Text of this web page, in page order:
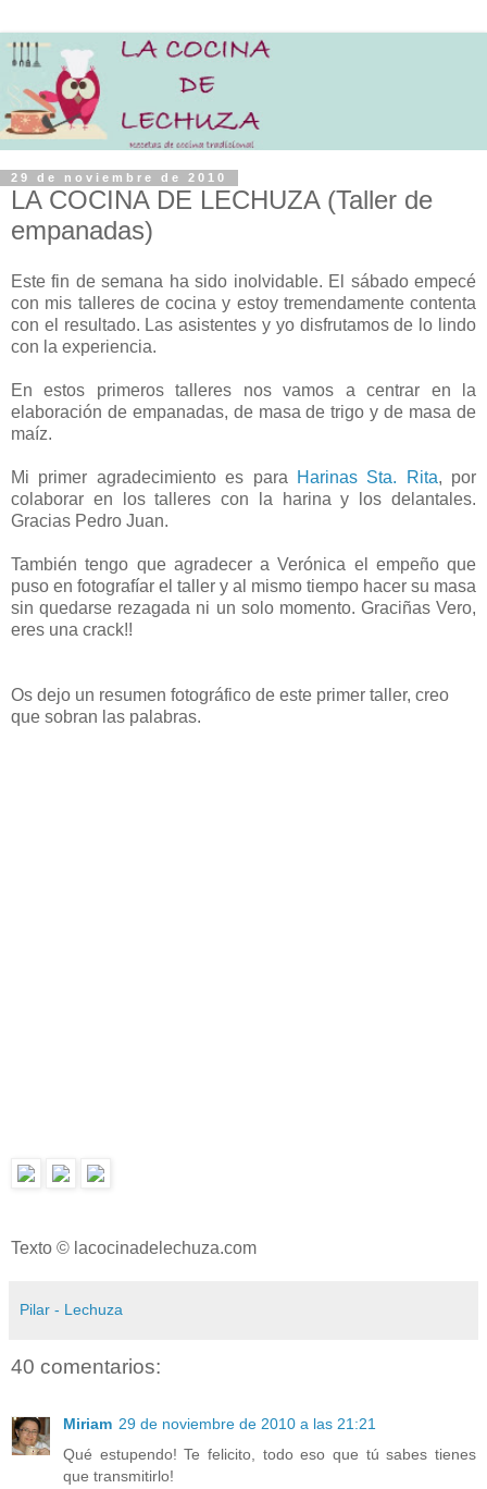
29 de noviembre de 2010
LA COCINA DE LECHUZA (Taller de
empanadas)
Este fin de semana ha sido inolvidable. El sábado empecé
con mis talleres de cocina y estoy tremendamente contenta
con el resultado. Las asistentes y yo disfrutamos de lo lindo
con la experiencia.
En estos primeros talleres nos vamos a centrar en la
elaboración de empanadas, de masa de trigo y de masa de
maíz.
Mi primer agradecimiento es para Harinas Sta. Rita, por
colaborar en los talleres con la harina y los delantales.
Gracias Pedro Juan.
También tengo que agradecer a Verónica el empeño que
puso en fotografíar el taller y al mismo tiempo hacer su masa
sin quedarse rezagada ni un solo momento. Graciñas Vero,
eres una crack!!
Os dejo un resumen fotográfico de este primer taller, creo
que sobran las palabras.
Texto © lacocinadelechuza.com
Pilar - Lechuza
40 comentarios:
Miriam 29 de noviembre de 2010 a las 21:21
Qué estupendo! Te felicito, todo eso que tú sabes tienes
que transmitirlo!